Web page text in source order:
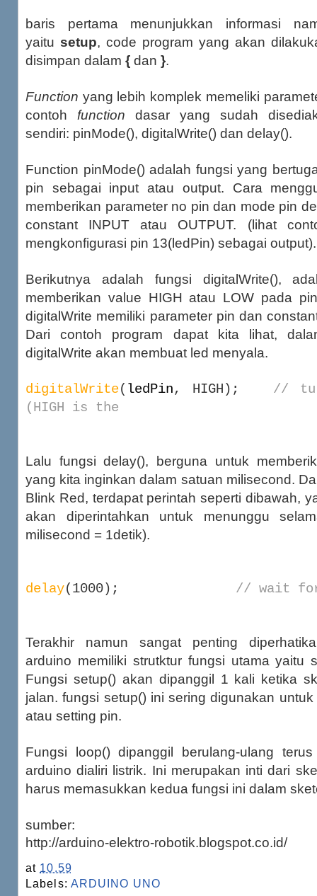
baris pertama menunjukkan informasi
yaitu setup, code program yang akan
disimpan dalam { dan }.
Function yang lebih komplek memeliki
contoh function dasar yang sudah
sendiri: pinMode(), digitalWrite() dan delay().
Function pinMode() adalah fungsi yang
pin sebagai input atau output. Cara
memberikan parameter no pin dan mode pin
constant INPUT atau OUTPUT. (lihat
mengkonfigurasi pin 13(ledPin) sebagai output).
Berikutnya adalah fungsi digitalWrite(),
memberikan value HIGH atau LOW pada
digitalWrite memiliki parameter pin dan
Dari contoh program dapat kita lihat,
digitalWrite akan membuat led menyala.
digitalWrite( ledPin, HIGH); //
(HIGH is the
Lalu fungsi delay(), berguna untuk
yang kita inginkan dalam satuan milisecond.
Blink Red, terdapat perintah seperti dibawah,
akan diperintahkan untuk menunggu
milisecond = 1detik).
delay(1000); // wait for
Terakhir namun sangat penting
arduino memiliki strutktur fungsi utama yaitu
Fungsi setup() akan dipanggil 1 kali ketika
jalan. fungsi setup() ini sering digunakan
atau setting pin.
Fungsi loop() dipanggil berulang-ulang
arduino dialiri listrik. Ini merupakan inti dari
harus memasukkan kedua fungsi ini dalam
sumber:
http://arduino-elektro-robotik.blogspot.co.id/
at 10.59
Labels: ARDUINO UNO